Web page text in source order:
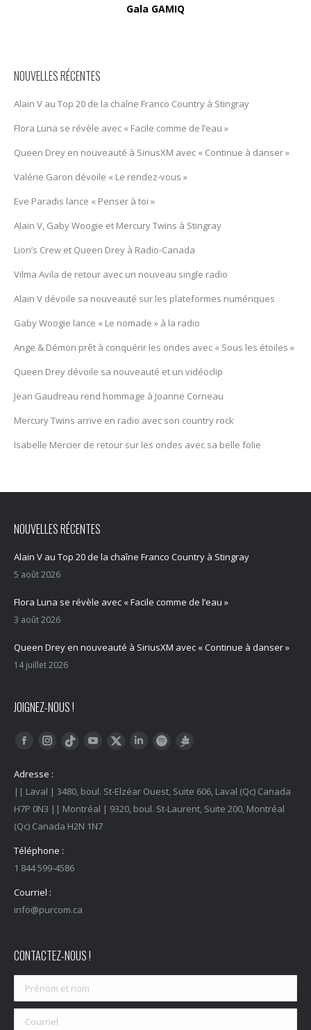
Gala GAMIQ
NOUVELLES RÉCENTES
Alain V au Top 20 de la chaîne Franco Country à Stingray
Flora Luna se révèle avec « Facile comme de l’eau »
Queen Drey en nouveauté à SiriusXM avec « Continue à danser »
Valérie Garon dévoile « Le rendez-vous »
Eve Paradis lance « Penser à toi »
Alain V, Gaby Woogie et Mercury Twïns à Stingray
Lion’s Crew et Queen Drey à Radio-Canada
Vilma Avila de retour avec un nouveau single radio
Alain V dévoile sa nouveauté sur les plateformes numériques
Gaby Woogie lance « Le nomade » à la radio
Ange & Démon prêt à conquérir les ondes avec « Sous les étoiles »
Queen Drey dévoile sa nouveauté et un vidéoclip
Jean Gaudreau rend hommage à Joanne Corneau
Mercury Twïns arrive en radio avec son country rock
Isabelle Mercier de retour sur les ondes avec sa belle folie
NOUVELLES RÉCENTES
Alain V au Top 20 de la chaîne Franco Country à Stingray
5 août 2026
Flora Luna se révèle avec « Facile comme de l’eau »
3 août 2026
Queen Drey en nouveauté à SiriusXM avec « Continue à danser »
14 juillet 2026
JOIGNEZ-NOUS !
Trouvez nous sur :
FacebookInstagram
Tiktok YouTubeTwitter LinkedInSpotify
Adresse :
|| Laval | 3480, boul. St-Elzéar Ouest, Suite 606, Laval (Qc) Canada
H7P 0N3 || Montréal | 9320, boul. St-Laurent, Suite 200, Montréal
(Qc) Canada H2N 1N7
Téléphone :
1 844 599-4586
Courriel :
info@purcom.ca
CONTACTEZ-NOUS !